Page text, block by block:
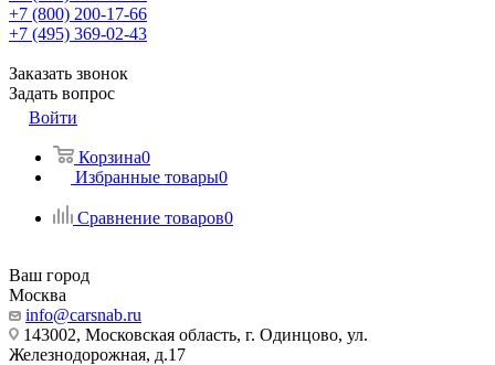
+7 (800) 200-17-66
+7 (495) 369-02-43
Заказать звонок
Задать вопрос
Войти
Корзина0
Избранные товары0
Сравнение товаров0
Ваш город
Москва
info@carsnab.ru
143002, Московская область, г. Одинцово, ул.
Железнодорожная, д.17